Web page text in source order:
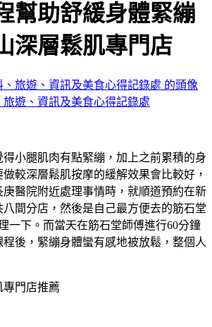
幫助舒緩身體緊繃
深層鬆肌專門店
旅遊、資訊及美食心得記錄處
小腿肌肉有點緊繃，加上之前累積的身
較深層鬆肌按摩的緩解效果會比較好，
庚醫院附近處理事情時，就順道預約在新
間分店，然後是自己最方便去的筋石堂
一下。而當天在筋石堂師傅進行60分鐘
後，緊繃身體蠻有感地被放鬆，整個人